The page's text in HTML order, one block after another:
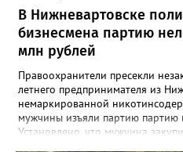
В Нижневартовске
бизнесмена партию
млн рублей
Правоохранители пресекли
летнего предпринимателя из
немаркированной
мужчины изъяли партию партию
Установлено, что мужчина